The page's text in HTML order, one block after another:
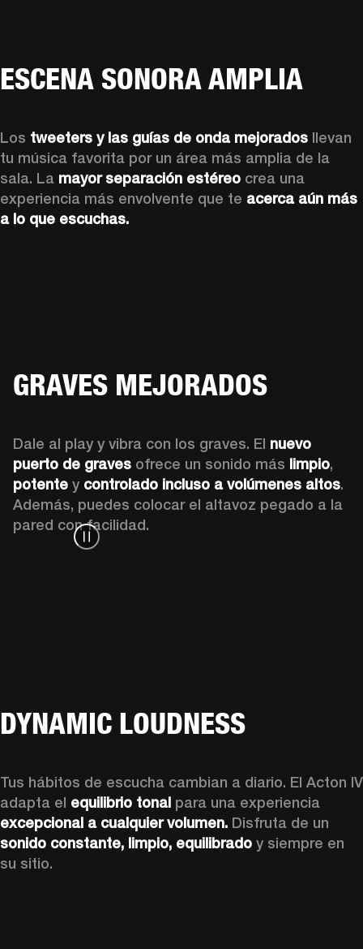
ESCENA SONORA AMPLIA
Los tweeters y las guías de onda mejorados llevan
tu música favorita por un área más amplia de la
sala. La mayor separación estéreo crea una
experiencia más envolvente que te acerca aún más
a lo que escuchas.
GRAVES MEJORADOS
Dale al play y vibra con los graves. El nuevo
puerto de graves ofrece un sonido más limpio
potente y controlado incluso a volúmenes altos.
Además, puedes colocar el altavoz pegado a la
pared con facilidad.
DYNAMIC LOUDNESS
Tus hábitos de escucha cambian a diario. El Acton IV
adapta el equilibrio tonal
excepcional a cualquier volumen.
sonido constante, limpio, equilibrado y siempre en
su sitio.